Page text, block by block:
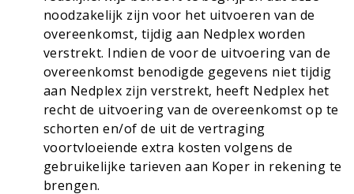
noodzakelijk zijn voor het uitvoeren van de
overeenkomst, tijdig aan Nedplex worden
verstrekt. Indien de voor de uitvoering van de
overeenkomst benodigde gegevens niet tijdig
aan Nedplex zijn verstrekt, heeft Nedplex het
recht de uitvoering van de overeenkomst op te
schorten en/of de uit de vertraging
voortvloeiende extra kosten volgens de
gebruikelijke tarieven aan Koper in rekening te
brengen.